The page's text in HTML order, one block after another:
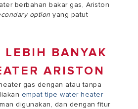
berbahan bakar gas, Ariston
option yang patut
LEBIH BANYAK
ARISTON
gas dengan atau tanpa
empat tipe water heater
digunakan, dan dengan fitur